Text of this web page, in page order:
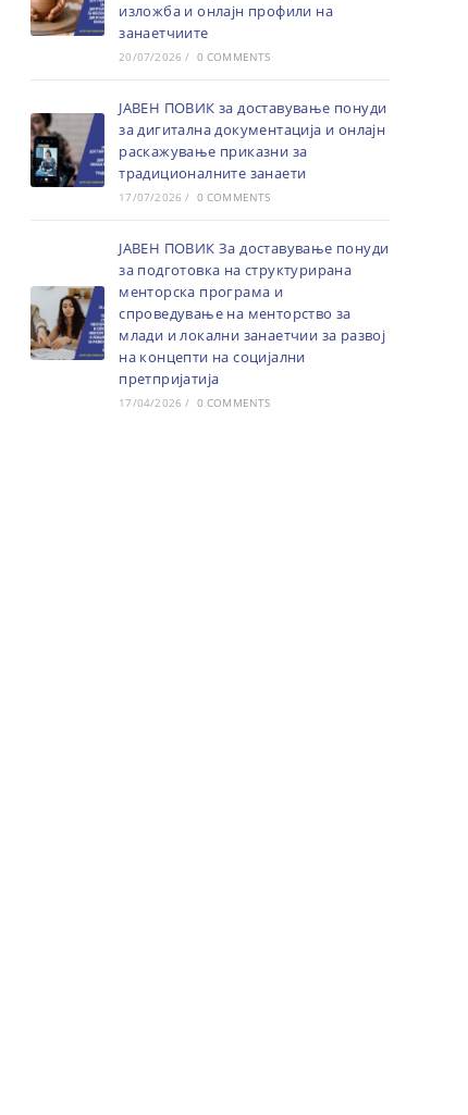
изложба и онлајн профили на
занаетчиите
20/07/2026 / 0 COMMENTS
ЈАВЕН ПОВИК за доставување понуди
за дигитална документација и онлајн
раскажување приказни за
традиционалните занаети
17/07/2026 / 0 COMMENTS
ЈАВЕН ПОВИК За доставување понуди
за подготовка на структурирана
менторска програма и
спроведување на менторство за
млади и локални занаетчии за развој
на концепти на социјални
претпријатија
17/04/2026 / 0 COMMENTS